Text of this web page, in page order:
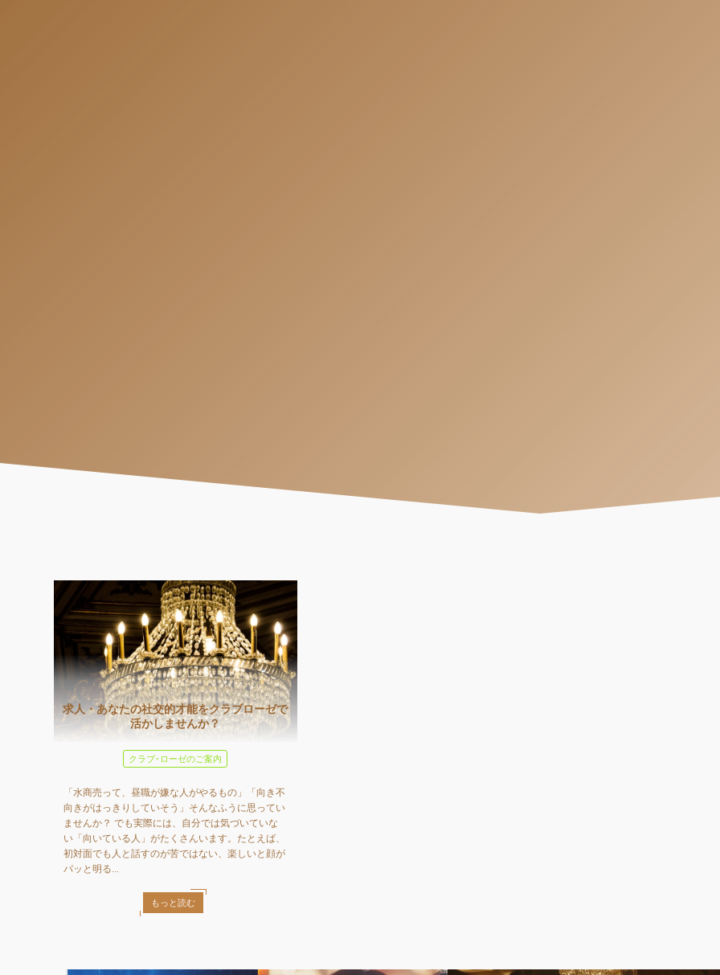
求人・あなたの社交的才能をクラブローゼで
活かしませんか？
クラブ･ローゼのご案内
「水商売って、昼職が嫌な人がやるもの」「向き不
向きがはっきりしていそう」そんなふうに思ってい
ませんか？ でも実際には、自分では気づいていな
い「向いている人」がたくさんいます。たとえば、
初対面でも人と話すのが苦ではない、楽しいと顔が
パッと明る...
もっと読む